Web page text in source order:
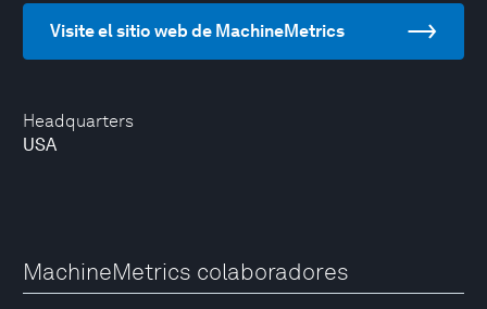
Headquarters
USA
Visite el sitio web de MachineMetrics
MachineMetrics colaboradores